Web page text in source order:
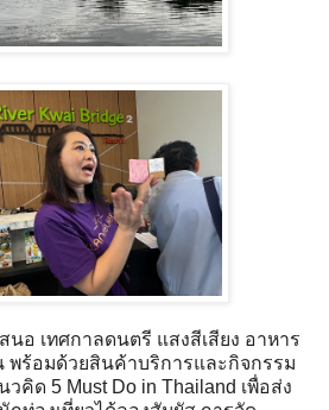
อ เทศกาลดนตรี แสงสีเสียง อาหาร
ร้อมด้วยสินค้าบริการและกิจกรรม
คิด 5 Must Do in Thailand เพื่อส่ง